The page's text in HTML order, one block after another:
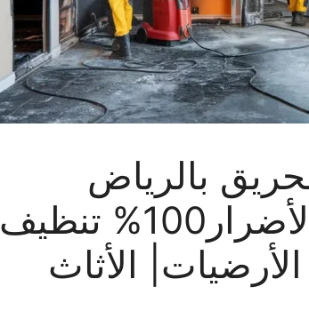
بالرياض
بـ23%خصم لإزالة الأضرار100% تنظيف
الأثاث